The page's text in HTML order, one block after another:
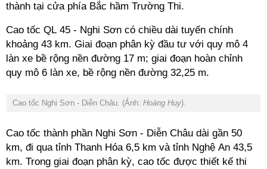
thành tại cửa phía Bắc hầm Trường Thi.
Cao tốc QL 45 - Nghi Sơn có chiều dài tuyến chính
khoảng 43 km. Giai đoạn phân kỳ đầu tư với quy mô 4
làn xe bề rộng nền đường 17 m; giai đoạn hoàn chỉnh
quy mô 6 làn xe, bề rộng nền đường 32,25 m.
Cao tốc Nghi Sơn - Diễn Châu. (Ảnh: Hoàng Huy).
Cao tốc thành phần Nghi Sơn - Diễn Châu dài gần 50
km, đi qua tỉnh Thanh Hóa 6,5 km và tỉnh Nghệ An 43,5
km. Trong giai đoạn phân kỳ, cao tốc được thiết kế thi